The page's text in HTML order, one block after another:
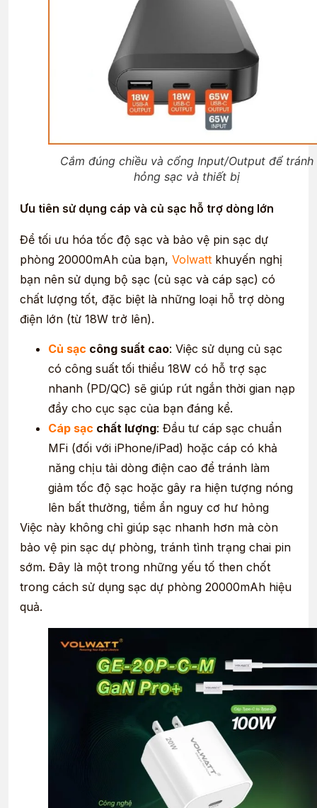
Cắm đúng chiều và cổng Input/Output để tránh
hỏng sạc và thiết bị
Ưu tiên sử dụng cáp và củ sạc hỗ trợ dòng lớn
Để tối ưu hóa tốc độ sạc và bảo vệ pin sạc dự
phòng 20000mAh của bạn, Volwatt khuyến nghị
bạn nên sử dụng bộ sạc (củ sạc và cáp sạc) có
chất lượng tốt, đặc biệt là những loại hỗ trợ dòng
điện lớn (từ 18W trở lên).
Củ sạc công suất cao: Việc sử dụng củ sạc
có công suất tối thiểu 18W có hỗ trợ sạc
nhanh (PD/QC) sẽ giúp rút ngắn thời gian nạp
đầy cho cục sạc của bạn đáng kể.
Cáp sạc chất lượng: Đầu tư cáp sạc chuẩn
MFi (đối với iPhone/iPad) hoặc cáp có khả
năng chịu tải dòng điện cao để tránh làm
giảm tốc độ sạc hoặc gây ra hiện tượng nóng
lên bất thường, tiềm ẩn nguy cơ hư hỏng
Việc này không chỉ giúp sạc nhanh hơn mà còn
bảo vệ pin sạc dự phòng, tránh tình trạng chai pin
sớm. Đây là một trong những yếu tố then chốt
trong cách sử dụng sạc dự phòng 20000mAh hiệu
quả.